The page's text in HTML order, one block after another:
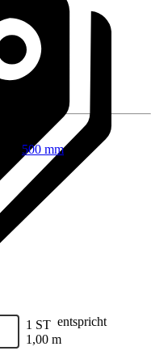
500 mm
1 ST entspricht
1,00 m